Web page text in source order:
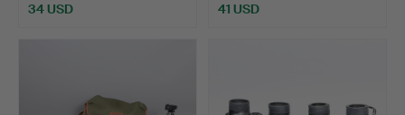
34 USD 41 USD